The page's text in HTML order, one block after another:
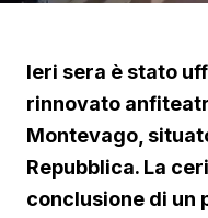
Ieri sera è stato
rinnovato
Montevago,
Repubblica. La
conclusione di un